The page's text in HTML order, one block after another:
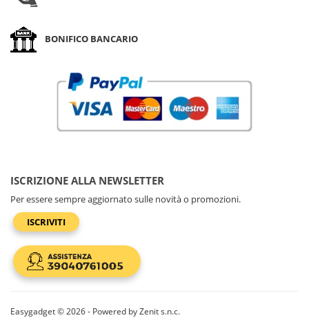
BONIFICO BANCARIO
ISCRIZIONE ALLA NEWSLETTER
Per essere sempre aggiornato sulle novità o promozioni.
ISCRIVITI
Easygadget © 2026 - Powered by Zenit s.n.c.